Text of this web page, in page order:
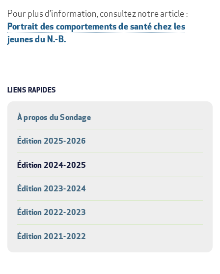
Pour plus d’information, consultez notre article :
Portrait des comportements de santé chez les
jeunes du N.-B.
LIENS RAPIDES
À propos du Sondage
Édition 2025-2026
Édition 2024-2025
Édition 2023-2024
Édition 2022-2023
Édition 2021-2022